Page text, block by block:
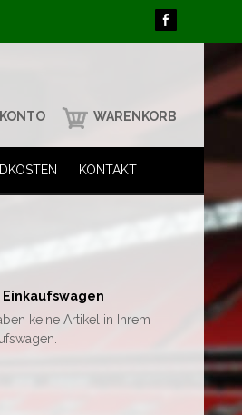
KONTO WARENKORB
KONTAKT
Einkaufswagen
keine Artikel in Ihrem